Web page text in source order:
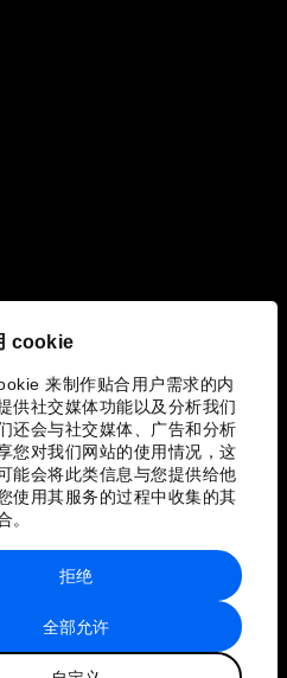
cookie
来制作贴合用户需求的内
供社交媒体功能以及分析我们
还会与社交媒体、广告和分析
您对我们网站的使用情况，这
能会将此类信息与您提供给他
使用其服务的过程中收集的其
。
全部允许
拒绝
点地图